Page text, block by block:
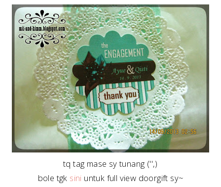
tq tag mase sy tunang ('',)
bole tgk sini untuk full view doorgift sy~